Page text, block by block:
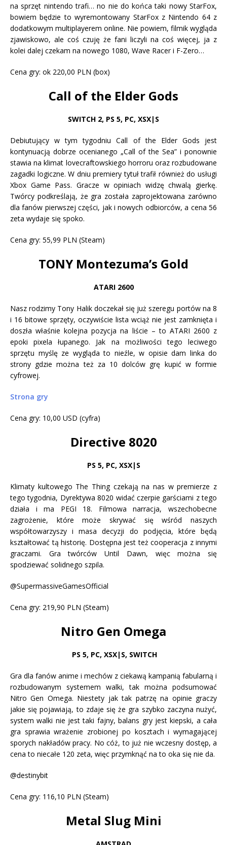
na sprzęt nintendo trafi… no nie do końca taki nowy StarFox,
bowiem będzie to wyremontowany StarFox z Nintendo 64 z
dodatkowym multiplayerem online. Nie powiem, filmik wygląda
zjawiskowo, ale coś czuję że fani liczyli na coś więcej, ja z
kolei dalej czekam na nowego 1080, Wave Racer i F-Zero…
Cena gry: ok 220,00 PLN (box)
Call of the Elder Gods
SWITCH 2, PS 5, PC, XSX|S
Debiutujący w tym tygodniu Call of the Elder Gods jest
kontynuacją dobrze ocenianego „Call of the Sea” i ponownie
stawia na klimat lovecraftowskiego horroru oraz rozbudowane
zagadki logiczne. W dniu premiery tytuł trafił również do usługi
Xbox Game Pass. Gracze w opiniach widzę chwalą gierkę.
Twórcy podkreślają, że gra została zaprojektowana zarówno
dla fanów pierwszej części, jak i nowych odbiorców, a cena 56
zeta wydaje się spoko.
Cena gry: 55,99 PLN (Steam)
TONY Montezuma’s Gold
ATARI 2600
Nasz rodzimy Tony Halik doczekał się już szeregu portów na 8
i 16 bitowe sprzęty, oczywiście lista wciąż nie jest zamknięta i
doszła właśnie kolejna pozycja na liście – to ATARI 2600 z
epoki pixela łupanego. Jak na możliwości tego leciwego
sprzętu myślę ze wygląda to nieźle, w opisie dam linka do
strony gdzie można też za 10 dolców grę kupić w formie
cyfrowej.
Strona gry
Cena gry: 10,00 USD (cyfra)
Directive 8020
PS 5, PC, XSX|S
Klimaty kultowego The Thing czekają na nas w premierze z
tego tygodnia, Dyrektywa 8020 widać czerpie garściami z tego
działa i ma PEGI 18. Filmowa narracja, wszechobecne
zagrożenie, które może skrywać się wśród naszych
współtowarzyszy i masa decyzji do podjęcia, które będą
kształtować tą historię. Dostępna jest też cooperacja z innymi
graczami. Gra twórców Until Dawn, więc można się
spodziewać solidnego szpila.
@SupermassiveGamesOfficial
Cena gry: 219,90 PLN (Steam)
Nitro Gen Omega
PS 5, PC, XSX|S, SWITCH
Gra dla fanów anime i mechów z ciekawą kampanią fabularną i
rozbudowanym systemem walki, tak można podsumować
Nitro Gen Omega. Niestety jak tak patrzę na opinie graczy
jakie się pojawiają, to zdaje się że gra szybko zaczyna nużyć,
system walki nie jest taki fajny, balans gry jest kiepski, a cała
gra sprawia wrażenie zrobionej po kosztach i wymagającej
sporych nakładów pracy. No cóż, to już nie wczesny dostęp, a
cena to niecałe 120 zeta, więc przymknąć na to oka się nie da.
@destinybit
Cena gry: 116,10 PLN (Steam)
Metal Slug Mini